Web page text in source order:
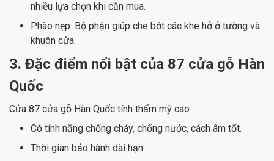
nhiều lựa chọn khi cần mua.
Phào nẹp: Bộ phận giúp che bớt các khe hở ở tường và
khuôn cửa.
3. Đặc điểm nổi bật của 87 cửa gỗ Hàn
Quốc
Cửa 87 cửa gỗ Hàn Quốc tính thẩm mỹ cao
Có tính năng chống cháy, chống nước, cách âm tốt.
Thời gian bảo hành dài hạn